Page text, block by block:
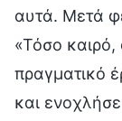
αυτά. Μετά
«Τόσο καιρό,
πραγματικό
και